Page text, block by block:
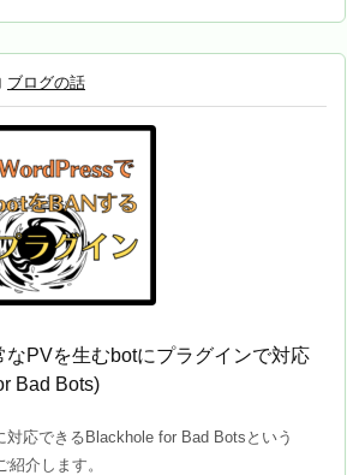
ブログの話
なPVを生むbotにプラグインで対応
Bad Bots)
対応できるBlackhole for Bad Botsという
介します。